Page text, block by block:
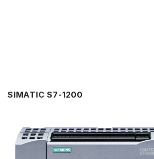
SIMATIC S7-1200